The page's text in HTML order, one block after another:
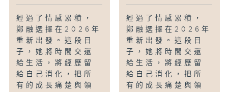
經過了情感累積，
鄭融選擇在2026年
重新出發。這段日
子，她將時間交還
給生活，將經歷留
給自己消化，把所
有的成長痛楚與領
經過了情感累積，
鄭融選擇在2026年
重新出發。這段日
子，她將時間交還
給生活，將經歷留
給自己消化，把所
有的成長痛楚與領